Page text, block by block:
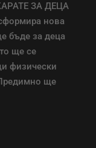
ЗА ДЕЦА
нова
бъде за деца
ще се
физически
ще